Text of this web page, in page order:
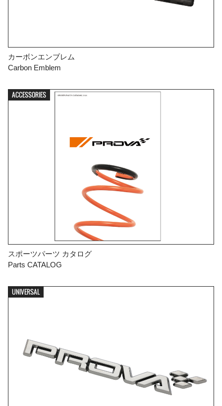
カーボンエンブレム
Carbon Emblem
ACCESSORIES
スポーツパーツ カタログ
Parts CATALOG
UNIVERSAL